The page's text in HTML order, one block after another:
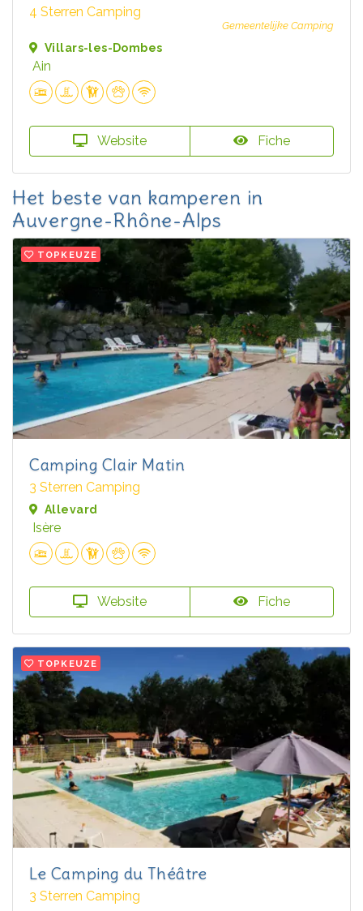
4 Sterren Camping
Gemeentelijke Camping
Villars-les-Dombes
Ain
Website Fiche
Het beste van kamperen in
Auvergne-Rhône-Alps
TOPKEUZE
Camping Clair Matin
3 Sterren Camping
Allevard
Isère
Website Fiche
TOPKEUZE
Le Camping du Théâtre
3 Sterren Camping